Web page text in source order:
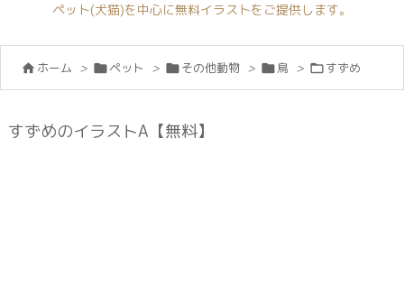

ペット(犬猫)を中心に無料イラストをご提供します。
 ホーム > ペット > その他動物 > 鳥 > すずめ
すずめのイラストA【無料】